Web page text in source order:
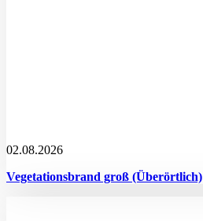
02.08.2026
Vegetationsbrand groß (Überörtlich)